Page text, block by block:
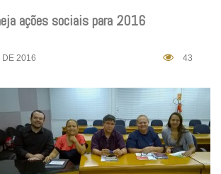
ações sociais para 2016
DE 2016 43